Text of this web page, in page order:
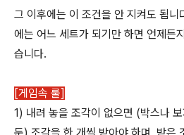
그 이후에는 이 조건을 안 지켜도 됩니
에는 어느 세트가 되기만 하면 언제든
습니다.
[게임속 룰]
1) 내려 놓을 조각이 없으면 (박스나